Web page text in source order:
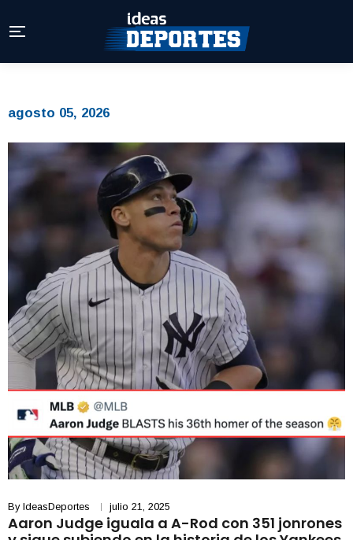
agosto 05, 2026
By IdeasDeportes julio 21, 2025
Aaron Judge iguala a A-Rod con 351 jonrones